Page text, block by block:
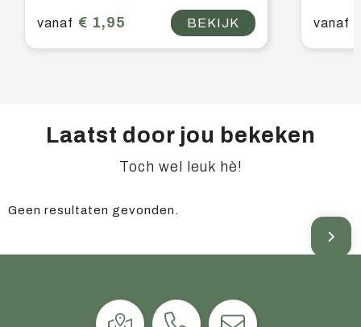
vanaf € 1,95 BEKIJK vanaf
Laatst door jou bekeken
Toch wel leuk hè!
Geen resultaten gevonden.